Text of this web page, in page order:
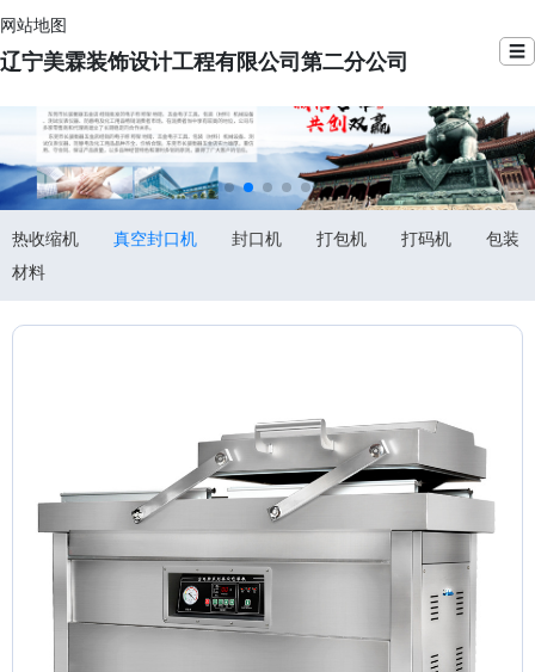
网站地图
辽宁美霖装饰设计工程有限公司第二分公司 ☰
热收缩机 真空封口机 封口机 打包机 打码机
包装
材料